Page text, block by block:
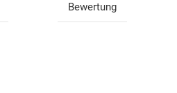
Bewertung